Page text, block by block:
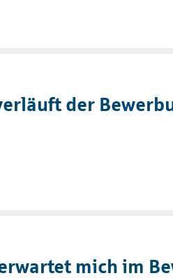
der
mich im